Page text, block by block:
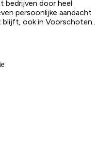
bedrijven door heel
persoonlijke aandacht
ook in Voorschoten..